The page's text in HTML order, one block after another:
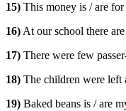
15) This money is / are
16) At our school there are
17) There were few
18) The children were left
19) Baked beans is / are